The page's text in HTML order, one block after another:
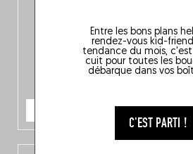
Entre les bons plans
rendez-vous kid-
tendance du mois,
cuit pour toutes les
débarque dans vos
C'EST PARTI !
JE COMMANDE